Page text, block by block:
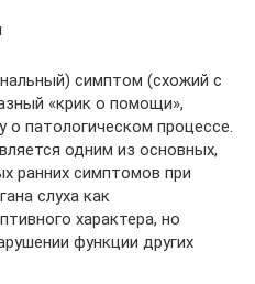
симптом (схожий с
«крик о помощи»,
о патологическом процессе.
одним из основных,
ранних симптомов при
слуха как
характера, но
функции других